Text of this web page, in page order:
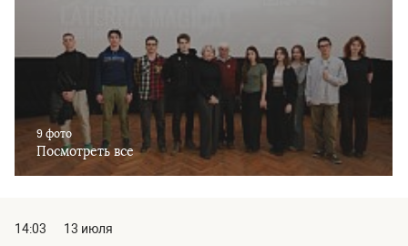
9 фото
Посмотреть все
14:03
13 июля